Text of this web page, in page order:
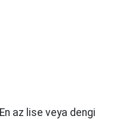
En az lise veya dengi